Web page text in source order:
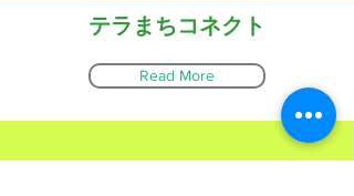
テラまちコネクト
Read More